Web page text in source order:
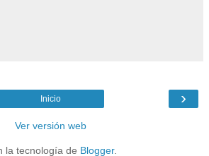
›
Inicio
Ver versión web
la tecnología de Blogger.